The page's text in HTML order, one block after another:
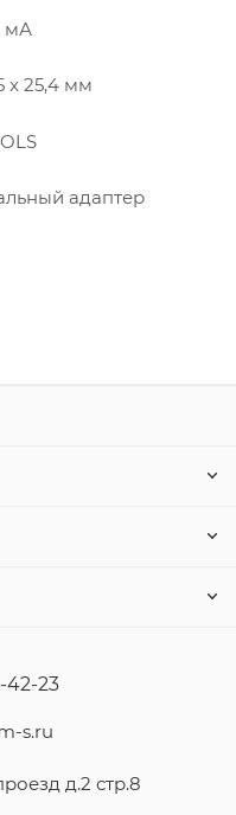
мА
x 25,4 мм
адаптер
42-23
s.ru
д.2 стр.8